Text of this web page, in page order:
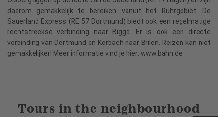
daarom gemakkelijk te bereiken vanuit het Ruhrgebiet. De
Sauerland Express (RE 57 Dortmund) biedt ook een regelmatige
rechtstreekse verbinding naar Bigge. Er is ook een directe
verbinding van Dortmund en Korbach naar Brilon. Reizen kan niet
gemakkelijker! Meer informatie vind je hier: www.bahn.de
Tours in the neighbourhood